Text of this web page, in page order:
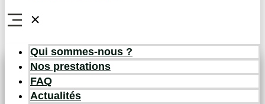
Qui sommes-nous ?
Nos prestations
FAQ
Actualités